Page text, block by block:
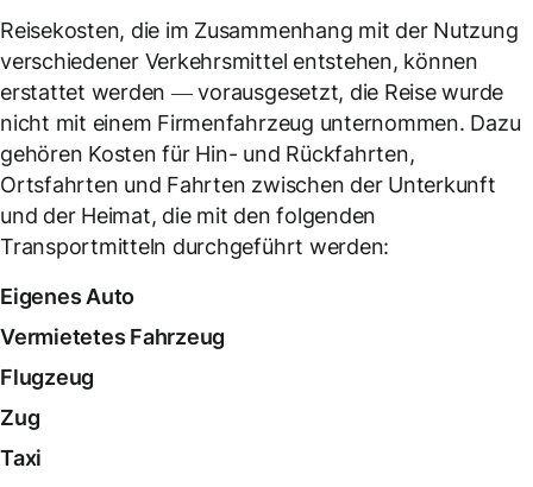
Reisekosten, die im Zusammenhang mit der Nutzung
verschiedener Verkehrsmittel entstehen, können
erstattet werden — vorausgesetzt, die Reise wurde
nicht mit einem Firmenfahrzeug unternommen. Dazu
gehören Kosten für Hin- und Rückfahrten,
Ortsfahrten und Fahrten zwischen der Unterkunft
und der Heimat, die mit den folgenden
Transportmitteln durchgeführt werden:
Eigenes Auto
Vermietetes Fahrzeug
Flugzeug
Zug
Taxi